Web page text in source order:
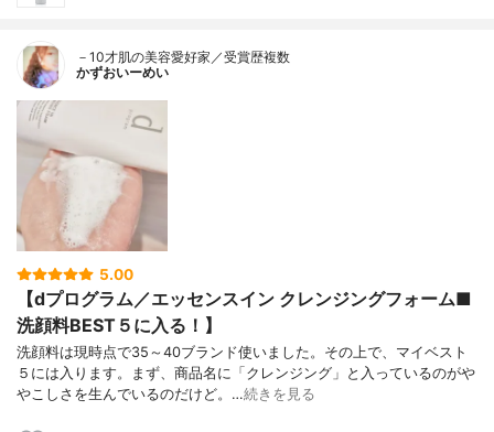
－10才肌の美容愛好家／受賞歴複数
かずおいーめい
5.00
【dプログラム／エッセンスイン クレンジングフォーム■
洗顔料BEST５に入る！】
洗顔料は現時点で35～40ブランド使いました。その上で、マイベスト
５には入ります。まず、商品名に「クレンジング」と入っているのがや
やこしさを生んでいるのだけど。…続きを見る